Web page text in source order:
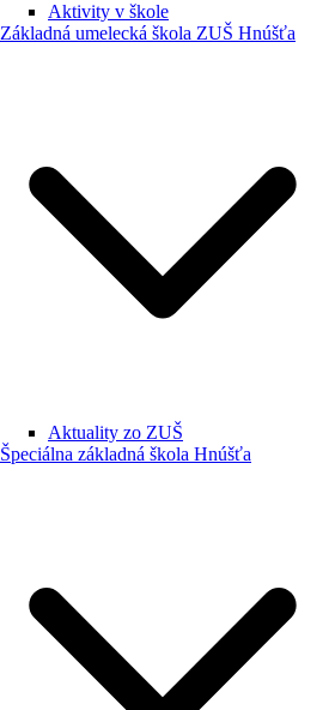
Aktivity v škole
Základná umelecká škola ZUŠ Hnúšťa
Aktuality zo ZUŠ
Špeciálna základná škola Hnúšťa